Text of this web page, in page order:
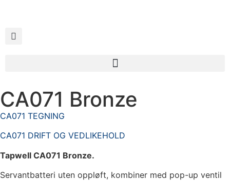
CA071 Bronze
CA071 TEGNING
CA071 DRIFT OG VEDLIKEHOLD
Tapwell CA071 Bronze.
Servantbatteri uten oppløft, kombiner med pop-up ventil